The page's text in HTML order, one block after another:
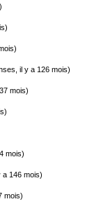
il y a 126 mois)
mois)
mois)
a 146 mois)
mois)